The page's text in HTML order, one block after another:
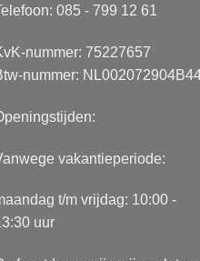
085 - 799 12 61
nummer: 75227657
nummer:
vakantieperiode:
t/m vrijdag: 10:00 -
uur